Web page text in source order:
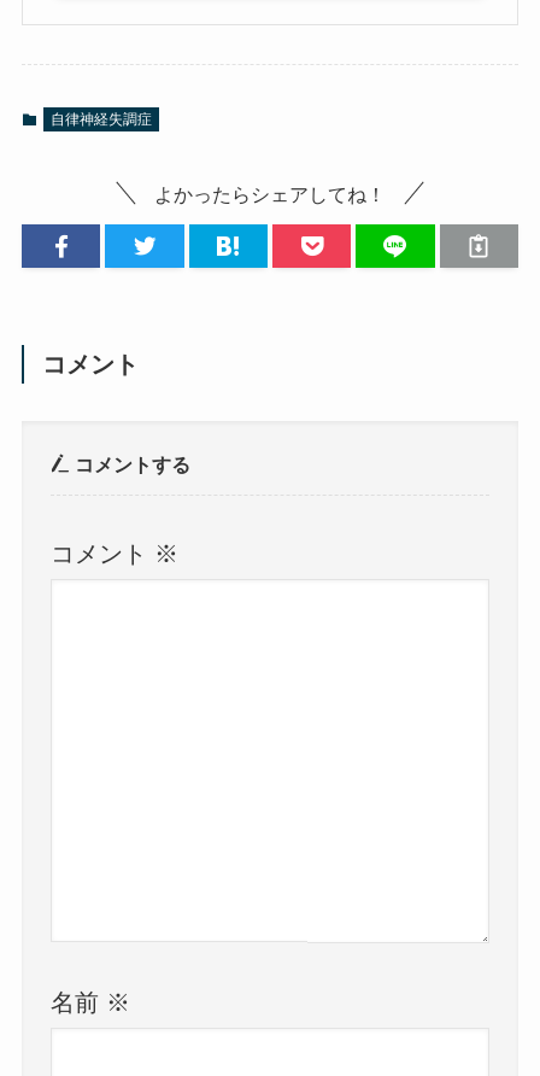
自律神経失調症
よかったらシェアしてね！
コメント
コメントする
コメント ※
名前 ※